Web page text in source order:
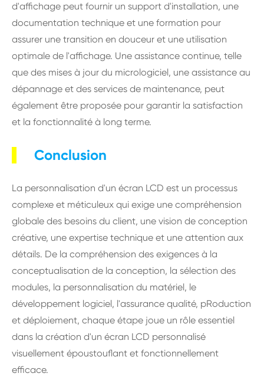
d'affichage peut fournir un support d'installation, une
documentation technique et une formation pour
assurer une transition en douceur et une utilisation
optimale de l'affichage. Une assistance continue, telle
que des mises à jour du micrologiciel, une assistance au
dépannage et des services de maintenance, peut
également être proposée pour garantir la satisfaction
et la fonctionnalité à long terme.
Conclusion
La personnalisation d'un écran LCD est un processus
complexe et méticuleux qui exige une compréhension
globale des besoins du client, une vision de conception
créative, une expertise technique et une attention aux
détails. De la compréhension des exigences à la
conceptualisation de la conception, la sélection des
modules, la personnalisation du matériel, le
développement logiciel, l'assurance qualité, pRoduction
et déploiement, chaque étape joue un rôle essentiel
dans la création d'un écran LCD personnalisé
visuellement époustouflant et fonctionnellement
efficace.